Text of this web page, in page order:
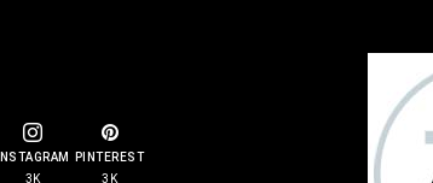
INSTAGRAM
3K
PINTEREST
3K